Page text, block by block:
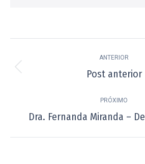
de
ANTERIOR
Post
Post anterior
PRÓXIMO
Próximo
Dra. Fernanda Miranda –